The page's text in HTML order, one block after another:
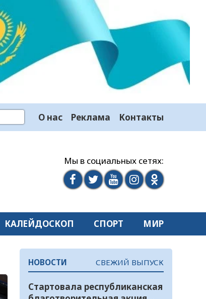
О нас Реклама Контакты
Мы в социальных сетях:
КАЛЕЙДОСКОП СПОРТ МИР
НОВОСТИ СВЕЖИЙ ВЫПУСК
Стартовала республиканская